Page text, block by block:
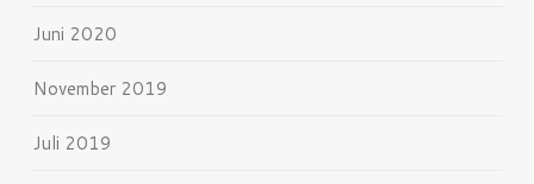
Juni 2020
November 2019
Juli 2019